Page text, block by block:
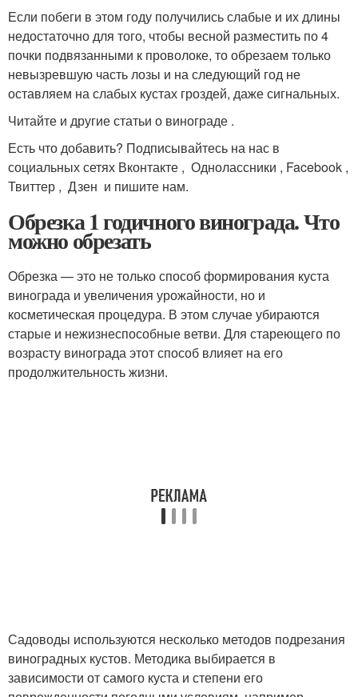
Если побеги в этом году получились слабые и их длины
недостаточно для того, чтобы весной разместить по 4
почки подвязанными к проволоке, то обрезаем только
невызревшую часть лозы и на следующий год не
оставляем на слабых кустах гроздей, даже сигнальных.
Читайте и другие статьи о винограде .
Есть что добавить? Подписывайтесь на нас в
социальных сетях Вконтакте , Однолассники , Facebook ,
Твиттер , Дзен и пишите нам.
Обрезка 1 годичного винограда. Что
можно обрезать
Обрезка — это не только способ формирования куста
винограда и увеличения урожайности, но и
косметическая процедура. В этом случае убираются
старые и нежизнеспособные ветви. Для стареющего по
возрасту винограда этот способ влияет на его
продолжительность жизни.
Садоводы используются несколько методов подрезания
виноградных кустов. Методика выбирается в
зависимости от самого куста и степени его